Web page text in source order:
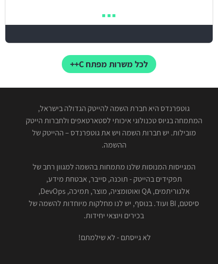
לכל משרות מפתח C++
גוטפרנדס היא חברת השמה להייטק הגדולה בישראל,
המתמחה בגיוס טכנולוגי איכותי לסטארטאפים ולחברות הייטק
מובילות. יש חברות השמה ויש את גוטפרנדס – ההייטק של
ההשמה.
המגייסות המנוסות שלנו מתמחות בהשמה למגוון רחב של
תפקידים בהייטק - תוכנה, סייבר, אבטחת מידע,
אלגוריתמים, QA ואוטומציה, מוצר, תמיכה, DevOps,
סיסטם, BI ועוד. בנוסף, יש לנו מחלקות מיוחדות להשמה של
בכירים ויוצאי יחידות.
לא גייסתם - לא שילמתם!